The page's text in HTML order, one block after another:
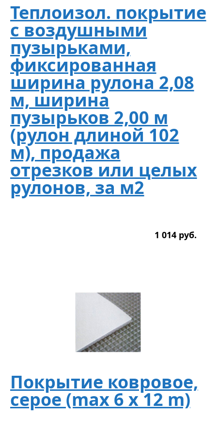
Теплоизол. покрытие
с воздушными
пузырьками,
фиксированная
ширина рулона 2,08
м, ширина
пузырьков 2,00 м
(рулон длиной 102
м), продажа
отрезков или целых
рулонов, за м2
1 014 руб.
Покрытие ковровое,
серое (max 6 x 12 m)